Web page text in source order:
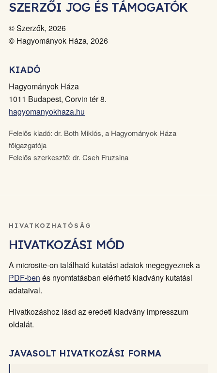
SZERZŐI JOG ÉS TÁMOGATÓK
© Szerzők, 2026
© Hagyományok Háza, 2026
KIADÓ
Hagyományok Háza
1011 Budapest, Corvin tér 8.
hagyomanyokhaza.hu
Felelős kiadó: dr. Both Miklós, a Hagyományok Háza
főigazgatója
Felelős szerkesztő: dr. Cseh Fruzsina
HIVATKOZHATÓSÁG
HIVATKOZÁSI MÓD
A microsite-on található kutatási adatok megegyeznek a
PDF-ben és nyomtatásban elérhető kiadvány kutatási
adataival.
Hivatkozáshoz lásd az eredeti kiadvány impresszum
oldalát.
JAVASOLT HIVATKOZÁSI FORMA